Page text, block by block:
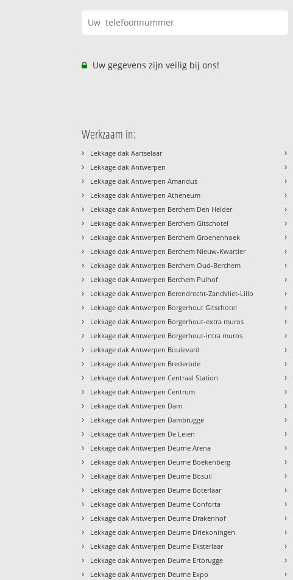
Uw gegevens zijn veilig bij ons!
Werkzaam in:
› Lekkage dak Aartselaar
› Lekkage dak Antwerpen
› Lekkage dak Antwerpen Amandus
› Lekkage dak Antwerpen Atheneum
› Lekkage dak Antwerpen Berchem Den Helder
› Lekkage dak Antwerpen Berchem Gitschotel
› Lekkage dak Antwerpen Berchem Groenenhoek
› Lekkage dak Antwerpen Berchem Nieuw-Kwartier
› Lekkage dak Antwerpen Berchem Oud-Berchem
› Lekkage dak Antwerpen Berchem Pulhof
› Lekkage dak Antwerpen Berendrecht-Zandvliet-Lillo
› Lekkage dak Antwerpen Borgerhout Gitschotel
› Lekkage dak Antwerpen Borgerhout-extra muros
› Lekkage dak Antwerpen Borgerhout-intra muros
› Lekkage dak Antwerpen Boulevard
› Lekkage dak Antwerpen Brederode
› Lekkage dak Antwerpen Centraal Station
› Lekkage dak Antwerpen Centrum
› Lekkage dak Antwerpen Dam
› Lekkage dak Antwerpen Dambrugge
› Lekkage dak Antwerpen De Leien
› Lekkage dak Antwerpen Deurne Arena
› Lekkage dak Antwerpen Deurne Boekenberg
› Lekkage dak Antwerpen Deurne Bosuil
› Lekkage dak Antwerpen Deurne Boterlaar
› Lekkage dak Antwerpen Deurne Conforta
› Lekkage dak Antwerpen Deurne Drakenhof
› Lekkage dak Antwerpen Deurne Driekoningen
› Lekkage dak Antwerpen Deurne Eksterlaar
› Lekkage dak Antwerpen Deurne Ertbrugge
› Lekkage dak Antwerpen Deurne Expo
›
›
›
›
›
›
›
›
›
›
›
›
›
›
›
›
›
›
›
›
›
›
›
›
›
›
›
›
›
›
›